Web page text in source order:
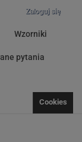
Zaloguj się
Wzorniki
pytania
Cookies